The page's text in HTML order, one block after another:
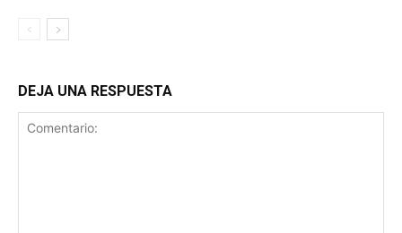
DEJA UNA RESPUESTA